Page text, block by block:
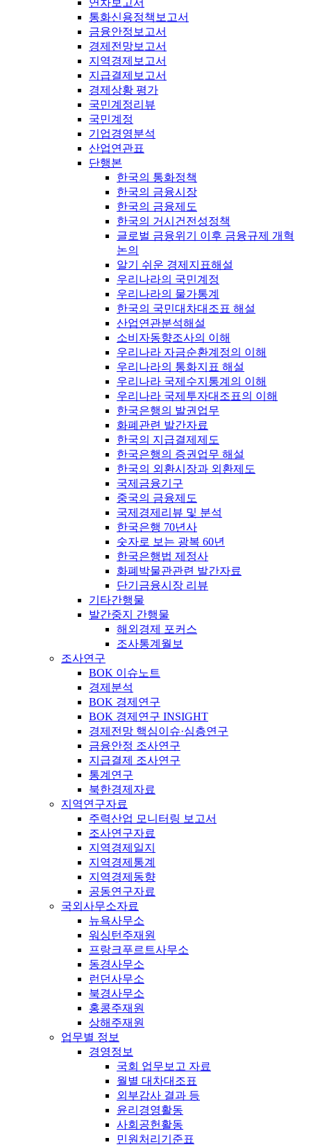
연차보고서
통화신용정책보고서
금융안정보고서
경제전망보고서
지역경제보고서
지급결제보고서
경제상황 평가
국민계정리뷰
국민계정
기업경영분석
산업연관표
단행본
한국의 통화정책
한국의 금융시장
한국의 금융제도
한국의 거시건전성정책
글로벌 금융위기 이후 금융규제 개혁
논의
알기 쉬운 경제지표해설
우리나라의 국민계정
우리나라의 물가통계
한국의 국민대차대조표 해설
산업연관분석해설
소비자동향조사의 이해
우리나라 자금순환계정의 이해
우리나라의 통화지표 해설
우리나라 국제수지통계의 이해
우리나라 국제투자대조표의 이해
한국은행의 발권업무
화폐관련 발간자료
한국의 지급결제제도
한국은행의 증권업무 해설
한국의 외환시장과 외환제도
국제금융기구
중국의 금융제도
국제경제리뷰 및 분석
한국은행 70년사
숫자로 보는 광복 60년
한국은행법 제정사
화폐박물관관련 발간자료
단기금융시장 리뷰
기타간행물
발간중지 간행물
해외경제 포커스
조사통계월보
조사연구
BOK 이슈노트
경제분석
BOK 경제연구
BOK 경제연구 INSIGHT
경제전망 핵심이슈·심층연구
금융안정 조사연구
지급결제 조사연구
통계연구
북한경제자료
지역연구자료
주력산업 모니터링 보고서
조사연구자료
지역경제일지
지역경제통계
지역경제동향
공동연구자료
국외사무소자료
뉴욕사무소
워싱턴주재원
프랑크푸르트사무소
동경사무소
런던사무소
북경사무소
홍콩주재원
상해주재원
업무별 정보
경영정보
국회 업무보고 자료
월별 대차대조표
외부감사 결과 등
윤리경영활동
사회공헌활동
민원처리기준표